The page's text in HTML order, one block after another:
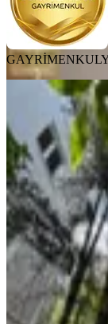
GAYRİMENKUL
KOMBİLİ
PRIME OFİS